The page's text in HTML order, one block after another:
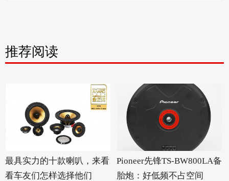
推荐阅读
最具实力的十款喇叭，来看
看车友们怎样选择他们
Pioneer先锋TS-BW800LA备
胎炮：好低频不占空间